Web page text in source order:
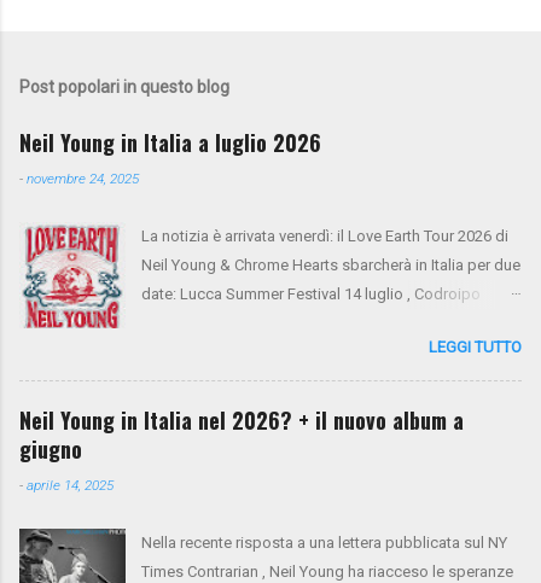
Post popolari in questo blog
Neil Young in Italia a luglio 2026
- novembre 24, 2025
La notizia è arrivata venerdì: il Love Earth Tour 2026 di
Neil Young & Chrome Hearts sbarcherà in Italia per due
date: Lucca Summer Festival 14 luglio , Codroipo
dopo 10 anni dall'ultima apparizione nel nostro
paese. Sul palco saliranno anche Spooner Oldham
(tastiere), Micah Nelson (chitarra, cori), Corey
vendita generale sarà aperta tramite Ticketone . Ecco
LEGGI TUTTO
Neil Young in Italia nel 2026? + il nuovo album a
giugno
- aprile 14, 2025
Nella recente risposta a una lettera pubblicata sul NY
Times Contrarian , Neil Young ha riacceso le speranze